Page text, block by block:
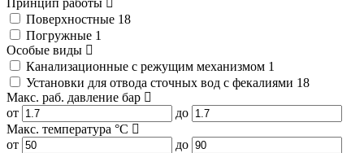
Принцип работы
Поверхностные 18
Погружные 1
Особые виды
Канализационные с режущим механизмом 1
Установки для отвода сточных вод с фекалиями 18
Макс. раб. давление бар
от
до
Макс. температура °C
от
до